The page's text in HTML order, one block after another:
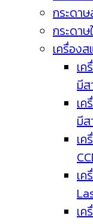
กระดา
กระดา
เครื่อง
เค
มี
เค
มี
เค
เค
เค